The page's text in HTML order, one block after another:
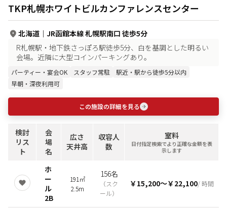
TKP札幌ホワイトビルカンファレンスセンター
北海道 ｜ JR函館本線 札幌駅南口 徒歩5分
R札幌駅・地下鉄さっぽろ駅徒歩5分、白を基調とした明るい
会場。近隣に大型コインパーキングあり。
パーティー・宴会OK スタッフ常駐
駅近・駅から徒歩5分以内
早朝・深夜利用可
この施設の詳細を見る
検討
リス
ト
会
場
名
広さ
天井高
収容人
数
室料
日付指定検索でより正確な金額を表
示します
ホ
ー
ル
2B
191㎡
2.5m
156名
（スク
ール）
￥15,200〜￥22,100/ 時間